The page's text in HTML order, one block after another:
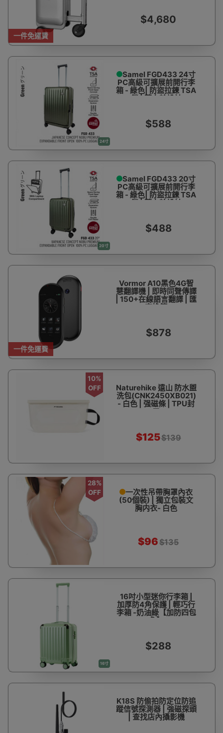
一件免運費
$4,680
24寸
Samel FGD433 24寸
PC高級可擴展前開行李
箱 - 綠色| 防盜拉鍊 TSA
鎖 | 萬向輪設計
$588
20寸
Samel FGD433 20寸
PC高級可擴展前開行李
箱 - 綠色| 防盜拉鍊 TSA
鎖 | 萬向輪設計
$488
一件免運費
Vormor A10黑色4G智
慧翻譯機 | 即時同聲傳譯
| 150+在線語言翻譯 | 匯
率換算
$878
10%
OFF
Naturehike 遠山 防水盥
洗包(CNK2450XB021)
- 白色 | 强磁條 | TPU封
口
$125$139
28%
OFF
一次性吊帶胸罩內衣
(50個裝) | 獨立包裝文
胸内衣- 白色
$96$135
16寸
16吋小型迷你行李箱 |
加厚防4角保護 | 輕巧行
李箱 -奶油綠【加防四包
角】
$288
K18S 防偷拍防定位防追
蹤信號探測器 | 強磁探頭
| 查找店內攝影機